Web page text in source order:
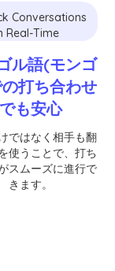
ル語(モンゴ
打ち合わせ
でも安心
ではなく相手も翻
使うことで、打ち
スムーズに進行で
きます。